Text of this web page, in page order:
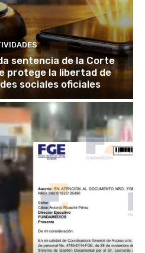
sentencia de la Corte
protege la libertad de
sociales oficiales